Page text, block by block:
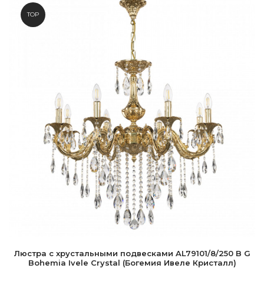
TOP
Люстра с хрустальными подвесками AL79101/8/250 B G
Bohemia Ivele Crystal (Богемия Ивеле Кристалл)